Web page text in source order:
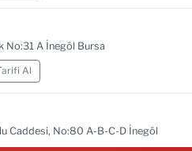
No:31 A İnegöl Bursa
Al
Caddesi, No:80 A-B-C-D İnegöl